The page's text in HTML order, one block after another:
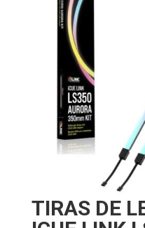
TIRAS DE